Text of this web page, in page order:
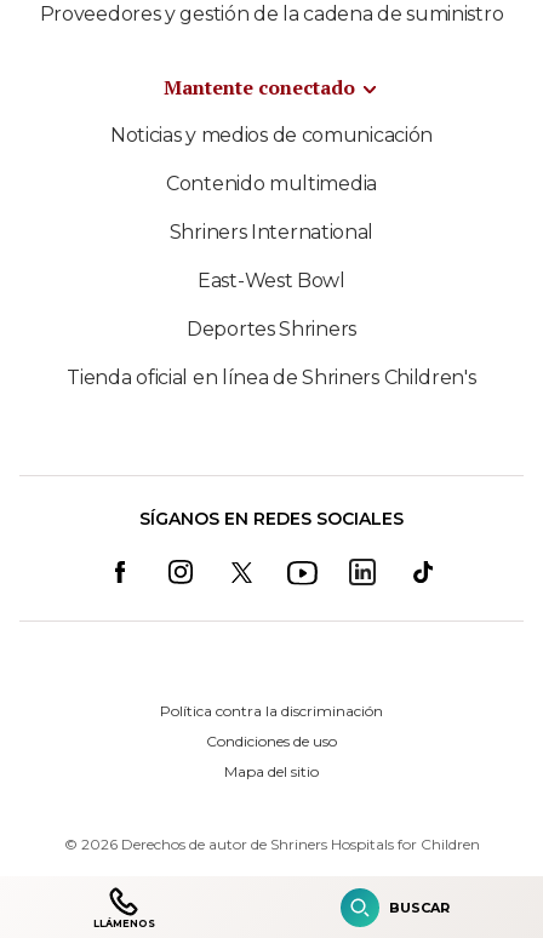
Proveedores y gestión de la cadena de suministro
Mantente conectado
Noticias y medios de comunicación
Contenido multimedia
Shriners International
East-West Bowl
Deportes Shriners
Tienda oficial en línea de Shriners Children's
SÍGANOS EN REDES SOCIALES
Política contra la discriminación
Condiciones de uso
Mapa del sitio
© 2026 Derechos de autor de Shriners Hospitals for Children
LLÁMENOS
BUSCAR